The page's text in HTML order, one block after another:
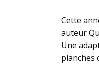
Cette
auteur
Une
planches